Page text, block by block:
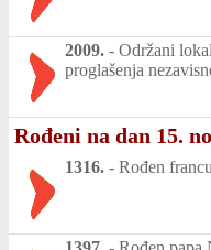
2009. - Održani
proglašenja
Rođeni na dan 15.
1316. - Rođen